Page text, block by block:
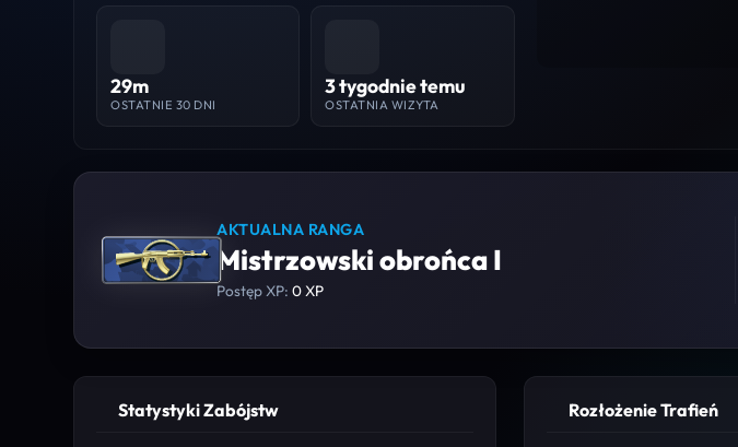
29m
OSTATNIE 30 DNI
3 tygodnie temu
OSTATNIA WIZYTA
AKTUALNA RANGA
Mistrzowski obrońca I
Postęp XP:0 XP
Statystyki Zabójstw Rozłożenie Trafień